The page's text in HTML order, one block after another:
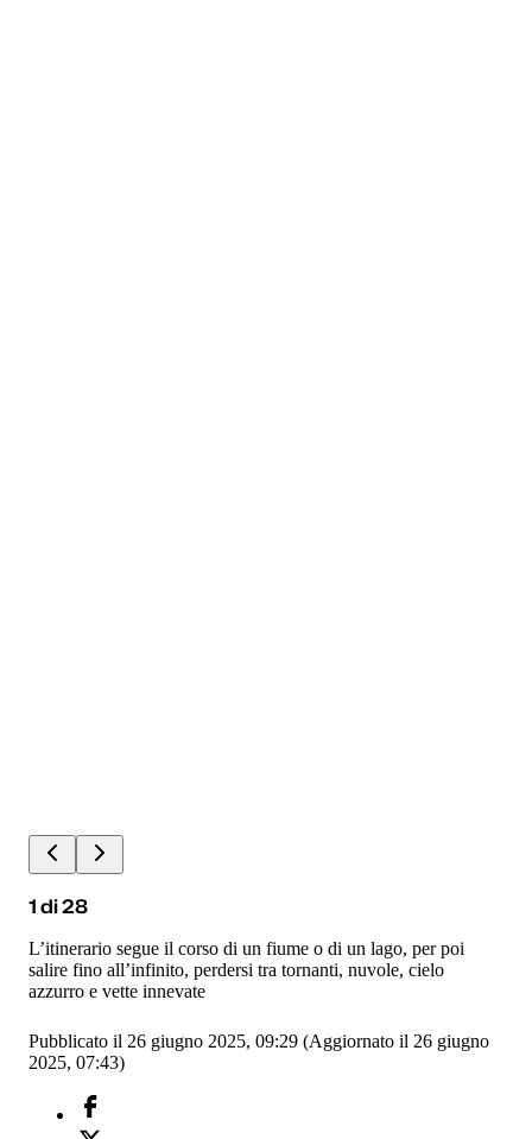
1di28
L’itinerario segue il corso di un fiume o di un lago, per poi
salire fino all’infinito, perdersi tra tornanti, nuvole, cielo
azzurro e vette innevate
Pubblicato il 26 giugno 2025, 09:29 (Aggiornato il 26 giugno
2025, 07:43)